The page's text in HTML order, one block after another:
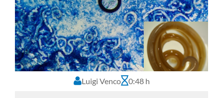
Luigi Venco 0:48 h